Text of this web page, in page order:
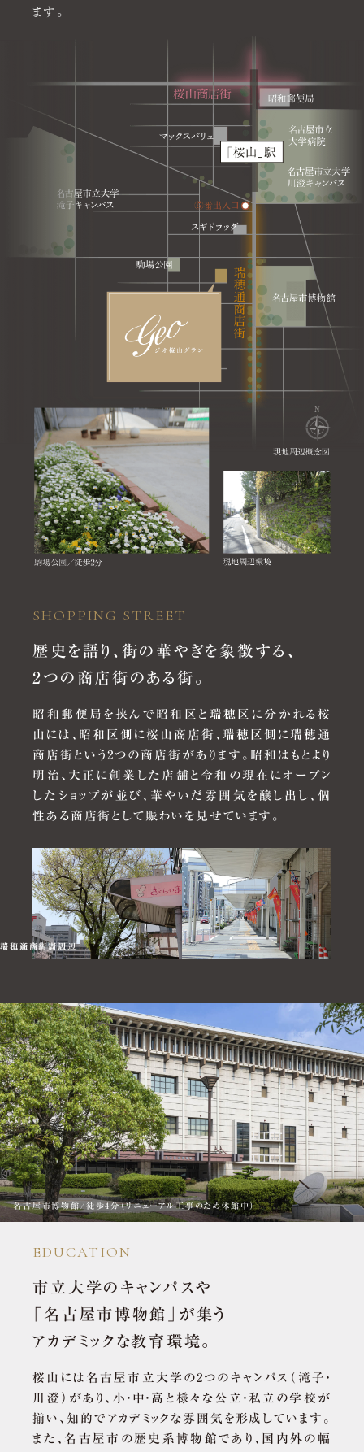
2025.11.11
2025.10.15
」を公開しました。
」を公開しました。
2025.08.29
来場者限定コンテンツ
を公開しました。
」ページを公開しました。
2025.06.27
「周辺環境」ページを公開しました。
2025.06.27
「間取り」ページを公開しました。
2025.06.27
「現地案内図」ページを公開しました。
ディザーサイトを公開しました。
お問い合わせ窓口
ジオ桜山マンションサロン
営業時間／10:00～18:00
定休日/水曜・木曜（祝日除く）
※携帯電話からもご利用いただけます。
事業主・販売（売主）
ます。
SHOPPING STREET
歴史を語り、街の華やぎを象徴する、
2つの商店街のある街。
昭和郵便局を挟んで昭和区と瑞穂区に分かれる桜
山には、昭和区側に桜山商店街、瑞穂区側に瑞穂通
商店街という2つの商店街があります。昭和はもとより
明治、大正に創業した店舗と令和の現在にオープン
したショップが並び、華やいだ雰囲気を醸し出し、個
性ある商店街として賑わいを見せています。
桜山商店街周辺
瑞穂通商店街周辺
名古屋市博物館/徒歩4分（リニューアル工事のため休館中）
EDUCATION
市立大学のキャンパスや
「名古屋市博物館」が集う
アカデミックな教育環境。
桜山には名古屋市立大学の2つのキャンパス（滝子・
川澄）があり、小・中・高と様々な公立・私立の学校が
揃い、知的でアカデミックな雰囲気を形成しています。
また、名古屋市の歴史系博物館であり、国内外の幅